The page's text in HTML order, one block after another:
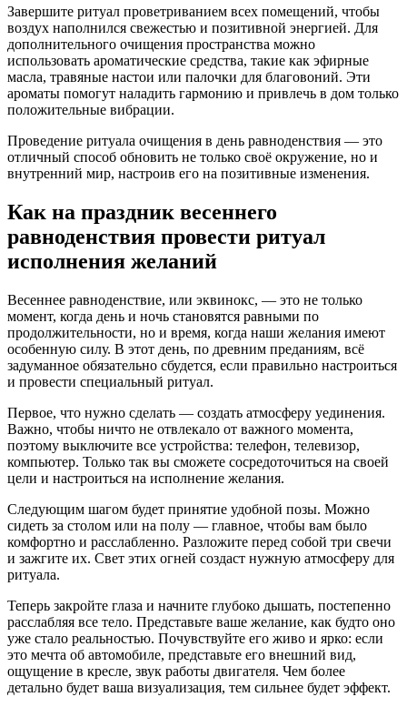
Завершите ритуал проветриванием всех помещений, чтобы
воздух наполнился свежестью и позитивной энергией. Для
дополнительного очищения пространства можно
использовать ароматические средства, такие как эфирные
масла, травяные настои или палочки для благовоний. Эти
ароматы помогут наладить гармонию и привлечь в дом только
положительные вибрации.
Проведение ритуала очищения в день равноденствия — это
отличный способ обновить не только своё окружение, но и
внутренний мир, настроив его на позитивные изменения.
Как на праздник весеннего
равноденствия провести ритуал
исполнения желаний
Весеннее равноденствие, или эквинокс, — это не только
момент, когда день и ночь становятся равными по
продолжительности, но и время, когда наши желания имеют
особенную силу. В этот день, по древним преданиям, всё
задуманное обязательно сбудется, если правильно настроиться
и провести специальный ритуал.
Первое, что нужно сделать — создать атмосферу уединения.
Важно, чтобы ничто не отвлекало от важного момента,
поэтому выключите все устройства: телефон, телевизор,
компьютер. Только так вы сможете сосредоточиться на своей
цели и настроиться на исполнение желания.
Следующим шагом будет принятие удобной позы. Можно
сидеть за столом или на полу — главное, чтобы вам было
комфортно и расслабленно. Разложите перед собой три свечи
и зажгите их. Свет этих огней создаст нужную атмосферу для
ритуала.
Теперь закройте глаза и начните глубоко дышать, постепенно
расслабляя все тело. Представьте ваше желание, как будто оно
уже стало реальностью. Почувствуйте его живо и ярко: если
это мечта об автомобиле, представьте его внешний вид,
ощущение в кресле, звук работы двигателя. Чем более
детально будет ваша визуализация, тем сильнее будет эффект.